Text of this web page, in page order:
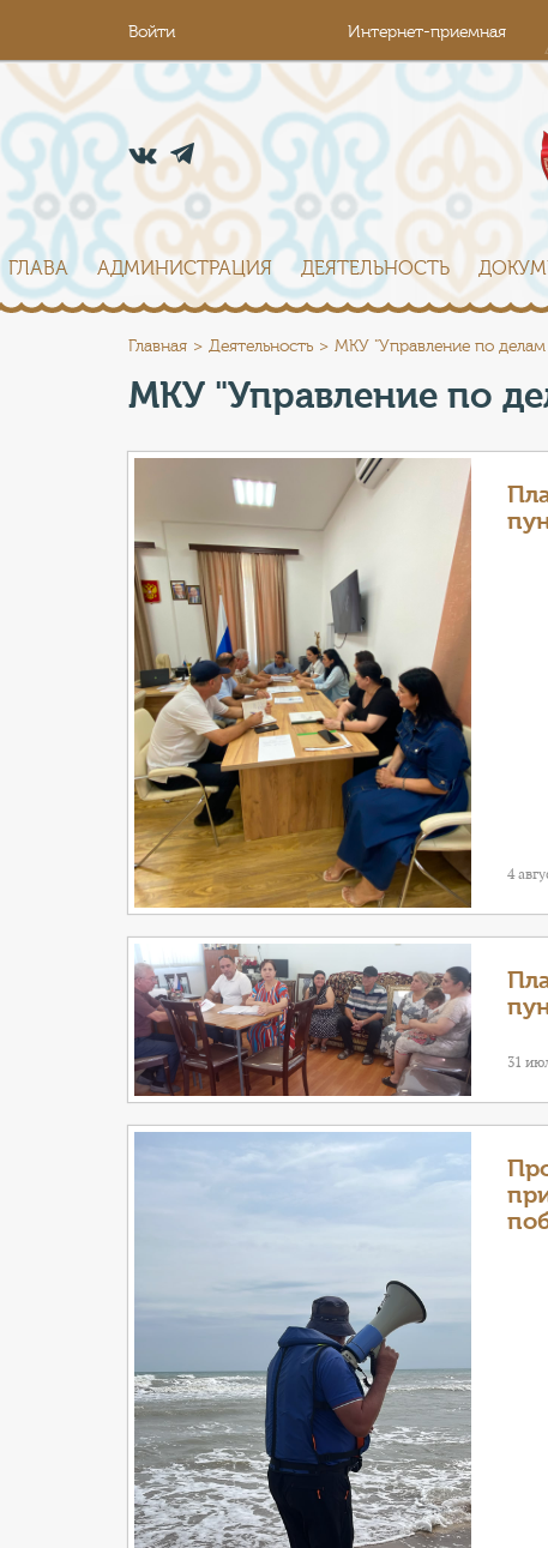
Войти Интернет-приемная
ГЛАВА АДМИНИСТРАЦИЯ ДЕЯТЕЛЬНОСТЬ
Главная Деятельность МКУ "Управление по
МКУ "Управление по
4
31